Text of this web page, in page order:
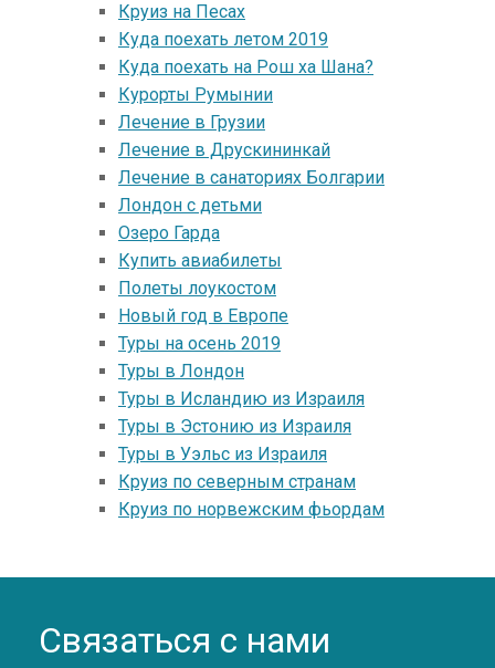
Круиз на Песах
Куда поехать летом 2019
Куда поехать на Рош ха Шана?
Курорты Румынии
Лечение в Грузии
Лечение в Друскининкай
Лечение в санаториях Болгарии
Лондон с детьми
Озеро Гарда
Купить авиабилеты
Полеты лоукостом
Новый год в Европе
Туры на осень 2019
Туры в Лондон
Туры в Исландию из Израиля
Туры в Эстонию из Израиля
Туры в Уэльс из Израиля
Круиз по северным странам
Круиз по норвежским фьордам
Связаться с нами